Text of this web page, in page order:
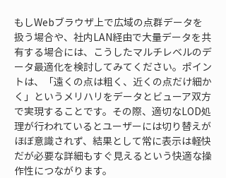
もしWebブラウザ上で広域の点群データを
扱う場合や、社内LAN経由で大量データを共
有する場合には、こうしたマルチレベルのデ
ータ最適化を検討してみてください。ポイン
トは、「遠くの点は粗く、近くの点だけ細か
く」というメリハリをデータとビューア双方
で実現することです。その際、適切なLOD処
理が行われているとユーザーには切り替えが
ほぼ意識されず、結果として常に表示は軽快
だが必要な詳細もすぐ見えるという快適な操
作性につながります。